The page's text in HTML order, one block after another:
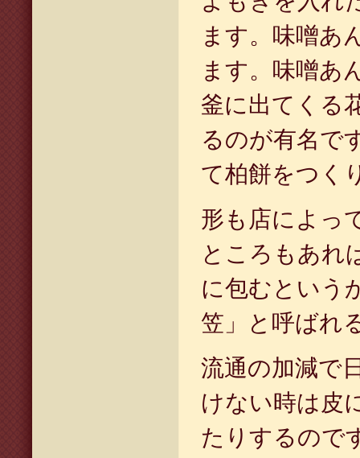
ます。味噌あ
ます。味噌あ
釜に出てくる
るのが有名で
て柏餅をつく
形も店によっ
ところもあれ
に包むという
笠」と呼ばれ
流通の加減で
けない時は皮
たりするので